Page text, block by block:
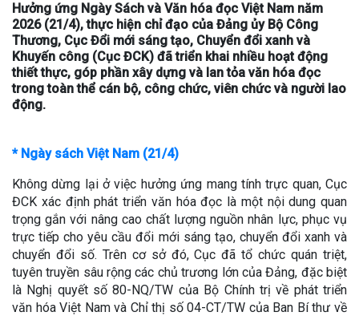
Hưởng ứng Ngày Sách và Văn hóa đọc Việt Nam năm
2026 (21/4), thực hiện chỉ đạo của Đảng ủy Bộ Công
Thương, Cục Đổi mới sáng tạo, Chuyển đổi xanh và
Khuyến công (Cục ĐCK) đã triển khai nhiều hoạt động
thiết thực, góp phần xây dựng và lan tỏa văn hóa đọc
trong toàn thể cán bộ, công chức, viên chức và người lao
động.
* Ngày sách Việt Nam (21/4)
Không dừng lại ở việc hưởng ứng mang tính trực quan, Cục
ĐCK xác định phát triển văn hóa đọc là một nội dung quan
trọng gắn với nâng cao chất lượng nguồn nhân lực, phục vụ
trực tiếp cho yêu cầu đổi mới sáng tạo, chuyển đổi xanh và
chuyển đổi số. Trên cơ sở đó, Cục đã tổ chức quán triệt,
tuyên truyền sâu rộng các chủ trương lớn của Đảng, đặc biệt
là Nghị quyết số 80-NQ/TW của Bộ Chính trị về phát triển
văn hóa Việt Nam và Chỉ thị số 04-CT/TW của Ban Bí thư về